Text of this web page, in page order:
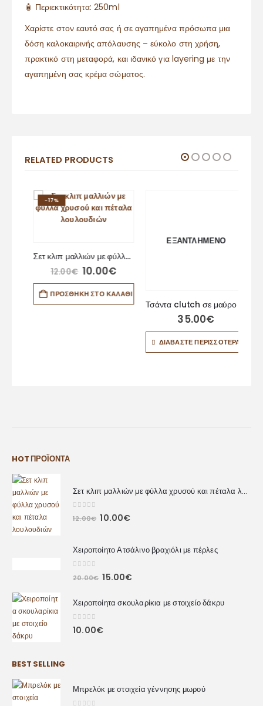
🧴 Περιεκτικότητα: 250ml
Χαρίστε στον εαυτό σας ή σε αγαπημένα πρόσωπα μια
δόση καλοκαιρινής απόλαυσης – εύκολο στη χρήση,
πρακτικό στη μεταφορά, και ιδανικό για layering με την
αγαπημένη σας κρέμα σώματος.
RELATED PRODUCTS
-17%
Σετ κλιπ μαλλιών με φύλλα χρυσού και πέταλα λουλουδιών
12.00€ 10.00€
ΠΡΟΣΘΉΚΗ ΣΤΟ ΚΑΛΆΘΙ
35.00€
ΔΙΑΒΆΣΤΕ ΠΕΡΙΣΣΌΤΕΡΑ
HOT ΠΡΟΪΌΝΤΑ
Σετ κλιπ μαλλιών με φύλλα χρυσού και πέταλα λουλουδιών
out of 5
12.00€ 10.00€
Χειροποίητο Ατσάλινο βραχιόλι με πέρλες
out of 5
20.00€ 15.00€
Χειροποίητα σκουλαρίκια με στοιχείο δάκρυ
0out of 5
10.00€
BEST SELLING
Μπρελόκ με στοιχεία γέννησης μωρού